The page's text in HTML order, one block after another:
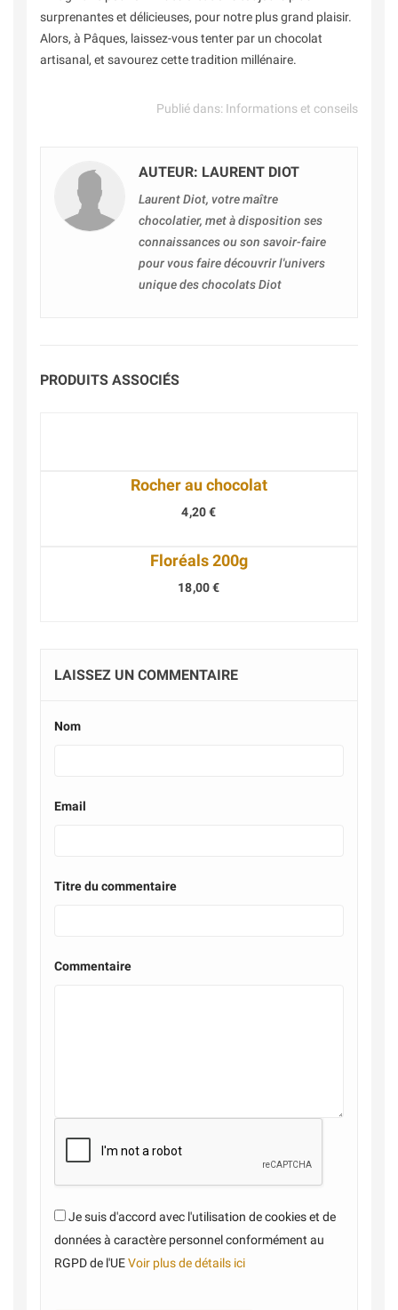
surprenantes et délicieuses, pour notre plus grand plaisir.
Alors, à Pâques, laissez-vous tenter par un chocolat
artisanal, et savourez cette tradition millénaire.
Publié dans: Informations et conseils
AUTEUR: LAURENT DIOT
Laurent Diot, votre maître
chocolatier, met à disposition ses
connaissances ou son savoir-faire
pour vous faire découvrir l'univers
unique des chocolats Diot
PRODUITS ASSOCIÉS
Rocher au chocolat
4,20 €
Floréals 200g
18,00 €
LAISSEZ UN COMMENTAIRE
Nom
Email
Titre du commentaire
Commentaire
Je suis d'accord avec l'utilisation de cookies et de
données à caractère personnel conformément au
RGPD de l'UEVoir plus de détails ici